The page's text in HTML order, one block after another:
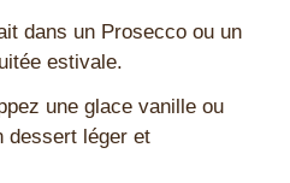
dans un Prosecco ou un
estivale.
une glace vanille ou
dessert léger et